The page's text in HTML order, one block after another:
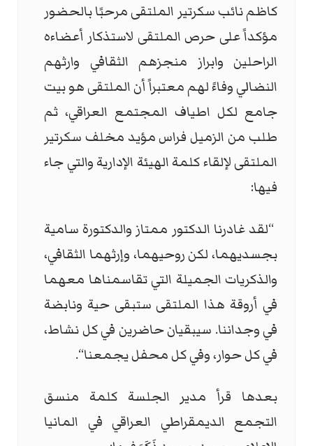
كاظم نائب سكرتير الملتقى مرحبًا بالحضور
مؤكداً على حرص الملتقى لاستذكار أعضاءه
الراحلين وابراز منجزهم الثقافي وارثهم
النضالي وفاءً لهم معتبراً أن الملتقى هو بيت
جامع لكل اطياف المجتمع العراقي، ثم
طلب من الزميل فراس مؤيد مخلف سكرتير
الملتقى لإلقاء كلمة الهيئة الإدارية والتي جاء
فيها:
“لقد غادرنا الدكتور ممتاز والدكتورة سامية
بجسديهما، لكن روحيهما، وإرثهما الثقافي،
والذكريات الجميلة التي تقاسمناها معهما
في أروقة هذا الملتقى ستبقى حية ونابضة
في وجداننا. سيبقيان حاضرين في كل نشاط،
في كل حوار، وفي كل محفل يجمعنا.“
بعدها قرأ مدير الجلسة كلمة منسق
التجمع الديمقراطي العراقي في المانيا